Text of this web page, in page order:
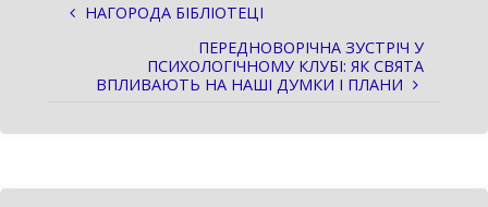
НАГОРОДА БІБЛІОТЕЦІ
ПЕРЕДНОВОРІЧНА ЗУСТРІЧ У
ПСИХОЛОГІЧНОМУ КЛУБІ: ЯК СВЯТА
ВПЛИВАЮТЬ НА НАШІ ДУМКИ І ПЛАНИ